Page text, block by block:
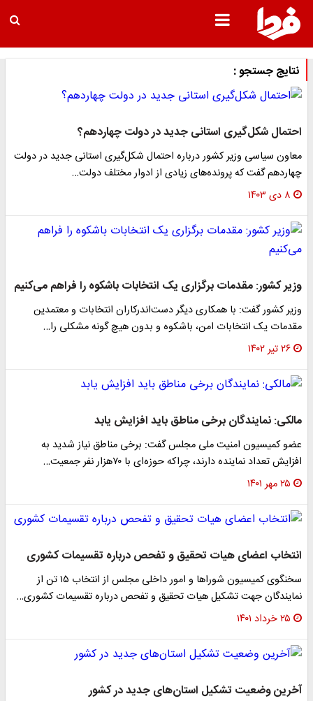
نتایج جستجو :
احتمال شکل‌گیری استانی جدید در دولت چهاردهم؟
معاون سیاسی وزیر کشور درباره احتمال شکل‌گیری استانی جدید در دولت
چهاردهم گفت که پرونده‌های زیادی از ادوار مختلف دولت…
۸ دی ۱۴۰۳
وزیر کشور: مقدمات برگزاری یک انتخابات باشکوه را فراهم می‌کنیم
وزیر کشور گفت: با همکاری دیگر دست‌اندرکاران انتخابات و معتمدین
مقدمات یک انتخابات امن، باشکوه و بدون هیچ گونه مشکلی را…
۲۶ تیر ۱۴۰۲
مالکی: نمایندگان برخی مناطق باید افزایش یابد
عضو کمیسیون امنیت ملی مجلس گفت: برخی مناطق نیاز شدید به
افزایش تعداد نماینده دارند، چراکه حوزه‌ای با ۷۰هزار نفر جمعیت…
۲۵ مهر ۱۴۰۱
انتخاب اعضای هیات تحقیق و تفحص درباره تقسیمات کشوری
سخنگوی کمیسیون شوراها و امور داخلی مجلس از انتخاب ۱۵ تن از
نمایندگان جهت تشکیل هیات تحقیق و تفحص درباره تقسیمات کشوری…
۲۵ خرداد ۱۴۰۱
آخرین وضعیت تشکیل استان‌های جدید در کشور